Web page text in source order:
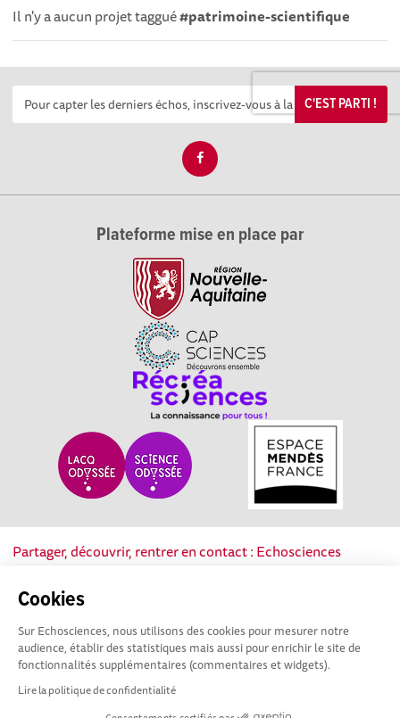
Cookies
Sur Echosciences, nous utilisons des cookies pour mesurer notre
audience, établir des statistiques mais aussi pour enrichir le site de
fonctionnalités supplémentaires (commentaires et widgets).
Lire la politique de confidentialité
Il n'y a aucun projet taggué#patrimoine-scientifique
C'EST PARTI !
Plateforme mise en place par
Partager, découvrir, rentrer en contact : Echosciences
culture scientifique, technique et industrielle de la région.
Mentions légales|Politique de confidentialité|CGU
|Ligne éditoriale